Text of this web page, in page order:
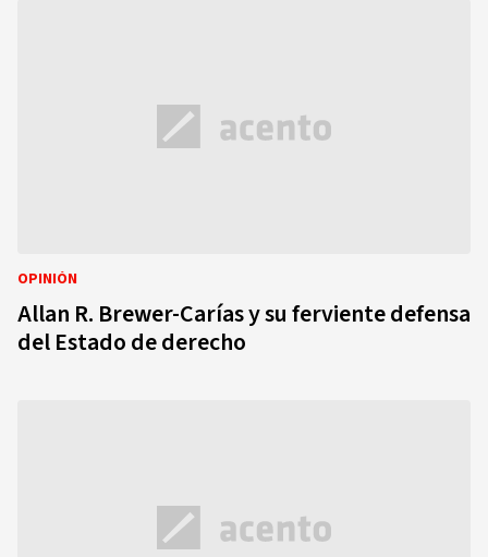
OPINIÓN
Allan R. Brewer-Carías y su ferviente defensa
del Estado de derecho